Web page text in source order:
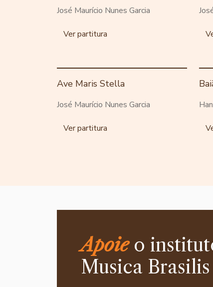
José Maurício Nunes Garcia
Ver partitura
Ave Maris Stella
José Maurício Nunes Garcia
Ver partitura
Apoieo
Musica Brasilis